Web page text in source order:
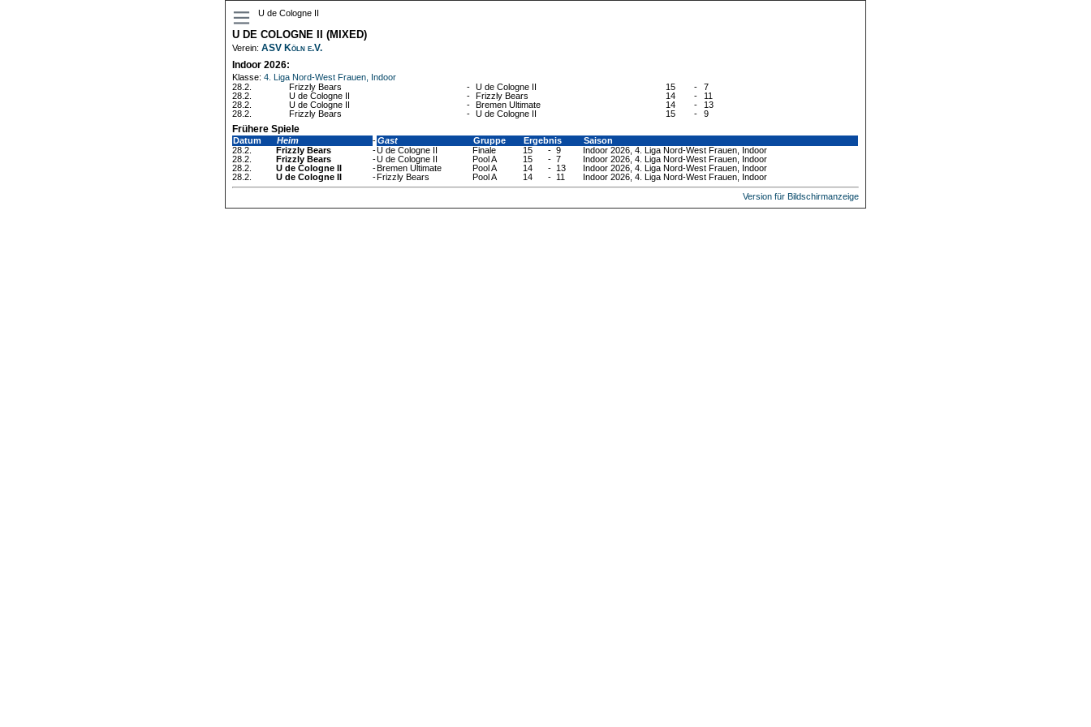
U de Cologne II
U DE COLOGNE II (MIXED)
Verein:ASV Köln e.V.
Indoor 2026:
Klasse:4. Liga Nord-West Frauen, Indoor
28.2.
Frizzly Bears - U de Cologne II 15 -
7
28.2.
U de Cologne II - Frizzly Bears 14 -
11
28.2.
U de Cologne II - Bremen Ultimate 14 -
13
28.2.
Frizzly Bears - U de Cologne II 15 - 9
Frühere Spiele
Datum Heim -Gast Gruppe Ergebnis
Saison
28.2.
Frizzly Bears -U de Cologne II Finale 15 - 9
Indoor 2026, 4. Liga Nord-West Frauen, Indoor
28.2.
Frizzly Bears -U de Cologne II Pool A 15 - 7
Indoor 2026, 4. Liga Nord-West Frauen, Indoor
28.2.
U de Cologne II - Bremen Ultimate Pool A 14 - 13
Indoor 2026, 4. Liga Nord-West Frauen, Indoor
28.2.
U de Cologne II - Frizzly Bears Pool A 14 - 11
Indoor 2026, 4. Liga Nord-West Frauen, Indoor
Version für Bildschirmanzeige